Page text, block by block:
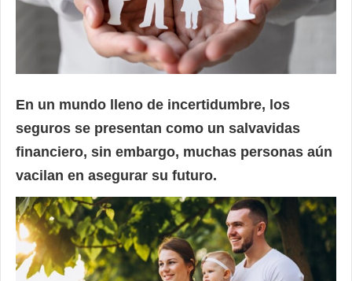
En un mundo lleno de incertidumbre, los
seguros se presentan como un salvavidas
financiero, sin embargo, muchas personas aún
vacilan en asegurar su futuro.